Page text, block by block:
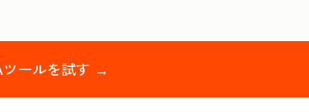
ツールを試す →